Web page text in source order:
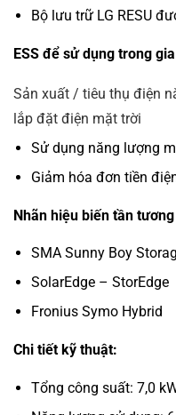
Bộ lưu trữ LG RESU
ESS để sử dụng trong
Sản xuất / tiêu thụ điện
lắp đặt điện mặt trời
Sử dụng năng lượng
Giảm hóa đơn tiền
Nhãn hiệu biến tần
SMA Sunny Boy
SolarEdge – StorEdge
Fronius Symo Hybrid
Chi tiết kỹ thuật:
Tổng công suất: 7,0